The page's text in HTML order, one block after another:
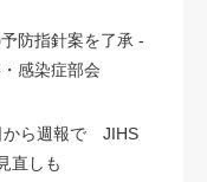
防指針案を了承 -
感染症部会
から週報で JIHS
直しも